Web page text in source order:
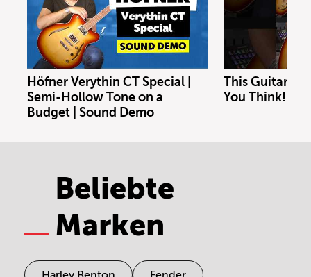
Höfner Verythin CT Special |
Semi-Hollow Tone on a
Budget | Sound Demo
This Guitar
You Think!
Beliebte
Marken